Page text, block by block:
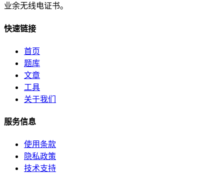
业余无线电证书。
快速链接
首页
题库
文章
工具
关于我们
服务信息
使用条款
隐私政策
技术支持